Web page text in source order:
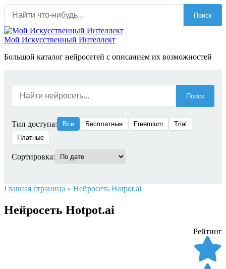
Перейти
содержанию
Поиск
Мой Искусственный Интеллект
Большой каталог нейросетей с описанием их возможностей
Поиск
Тип доступа: Все Бесплатные Freemium
Trial
Платные
Сортировка:
Главная страница » Нейросеть Hotpot.ai
Нейросеть Hotpot.ai
Рейтинг